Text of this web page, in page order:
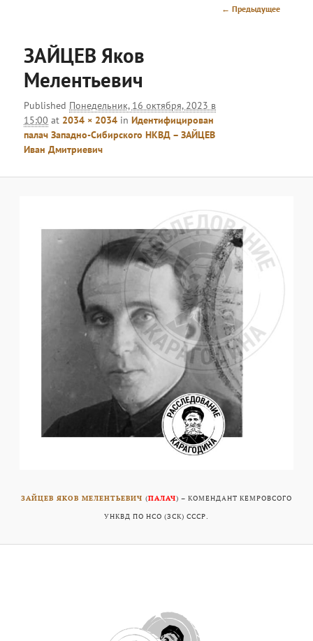
Навигация
← Предыдущее
ЗАЙЦЕВ Яков
Мелентьевич
Published Понедельник, 16 октября, 2023 в
15:00 at 2034 × 2034 inИдентифицирован
палач Западно-Сибирского НКВД – ЗАЙЦЕВ
Иван Дмитриевич
ЗАЙЦЕВ ЯКОВ МЕЛЕНТЬЕВИЧ (ПАЛАЧ) – КОМЕНДАНТ КЕМРОВСОГО
УНКВД ПО НСО (ЗСК) СССР.